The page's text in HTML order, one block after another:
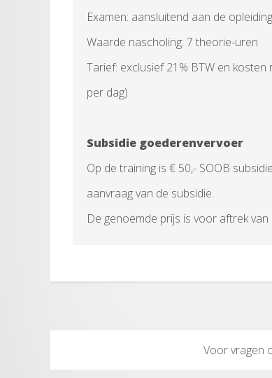
Examen: aansluitend aan de
Waarde nascholing: 7 theorie-uren
Tarief: exclusief 21% BTW en
per dag)
Subsidie goederenvervoer
Op de training is € 50,- SOOB subsidie
aanvraag van de subsidie.
De genoemde prijs is voor aftrek van
Voor vragen